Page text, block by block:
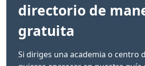
directorio de
gratuita
Si diriges una academia o centro